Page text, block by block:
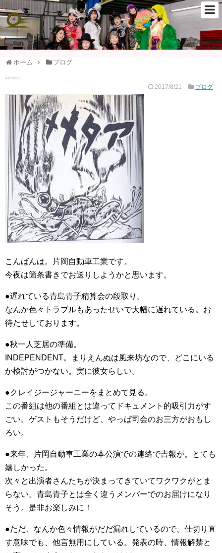
ホーム ブログ
深夜の独り言。
2017/8/21 ブログ
こんばんは。片岡自動車工業です。
今夜は箇条書きでお送りしようかと思います。
●遅れている青島青子精算会の段取り。
なんか色々トラブルもあったせいで大幅に遅れている。お
待たせしております。
●秋一人芝居の準備。
INDEPENDENT。まりえんぬは風来坊なので、どこにいる
か検討がつかない。実に彼女らしい。
●クレイジージャーニーをまとめて見る。
この番組は他の番組とは違ってドキュメント的吸引力がす
ごい。ゲストもそうだけど、やっぱ司会のお三方がおもし
ろい。
●来年、片岡自動車工業の本公演での連絡で吉報が。とても
嬉しかった。
次々と出演者さんたちが決まってきていてワクワクがとま
らない。青島青子とは全く違うメンバーでのお届けになり
そう。是非お楽しみに！
●ただ、なんか色々情報がだだ漏れしているので、仕切り直
す意味でも、他言無用にしている。発表の時、情報解禁と